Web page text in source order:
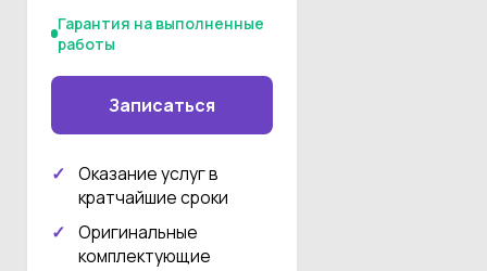
Гарантия на выполненные
работы
Записаться
Оказание услуг в
кратчайшие сроки
Оригинальные
комплектующие